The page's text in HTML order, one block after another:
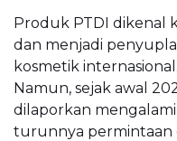
Produk PTDI dikenal
dan menjadi
kosmetik internasional.
Namun, sejak awal
dilaporkan
turunnya permintaan